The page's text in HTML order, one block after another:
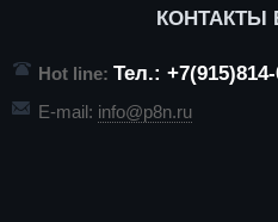
КОНТАКТЫ
Hot line: Тел.:
E-mail: info@p8n.ru